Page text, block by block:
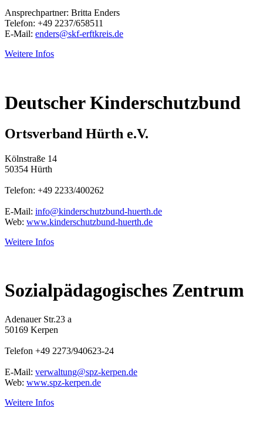
Ansprechpartner: Britta Enders
Telefon: +49 2237/658511
E-Mail: enders@skf-erftkreis.de
Weitere Infos
Deutscher Kinderschutzbund
Ortsverband Hürth e.V.
Kölnstraße 14
50354 Hürth
Telefon: +49 2233/400262
E-Mail: info@kinderschutzbund-huerth.de
Web: www.kinderschutzbund-huerth.de
Weitere Infos
Sozialpädagogisches Zentrum
Adenauer Str.23 a
50169 Kerpen
Telefon +49 2273/940623-24
E-Mail: verwaltung@spz-kerpen.de
Web: www.spz-kerpen.de
Weitere Infos